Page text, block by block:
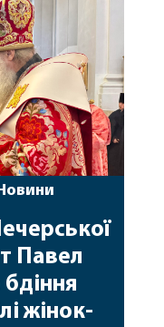
архімандрит
Іллінського
архімандрит
Павел
жінок-